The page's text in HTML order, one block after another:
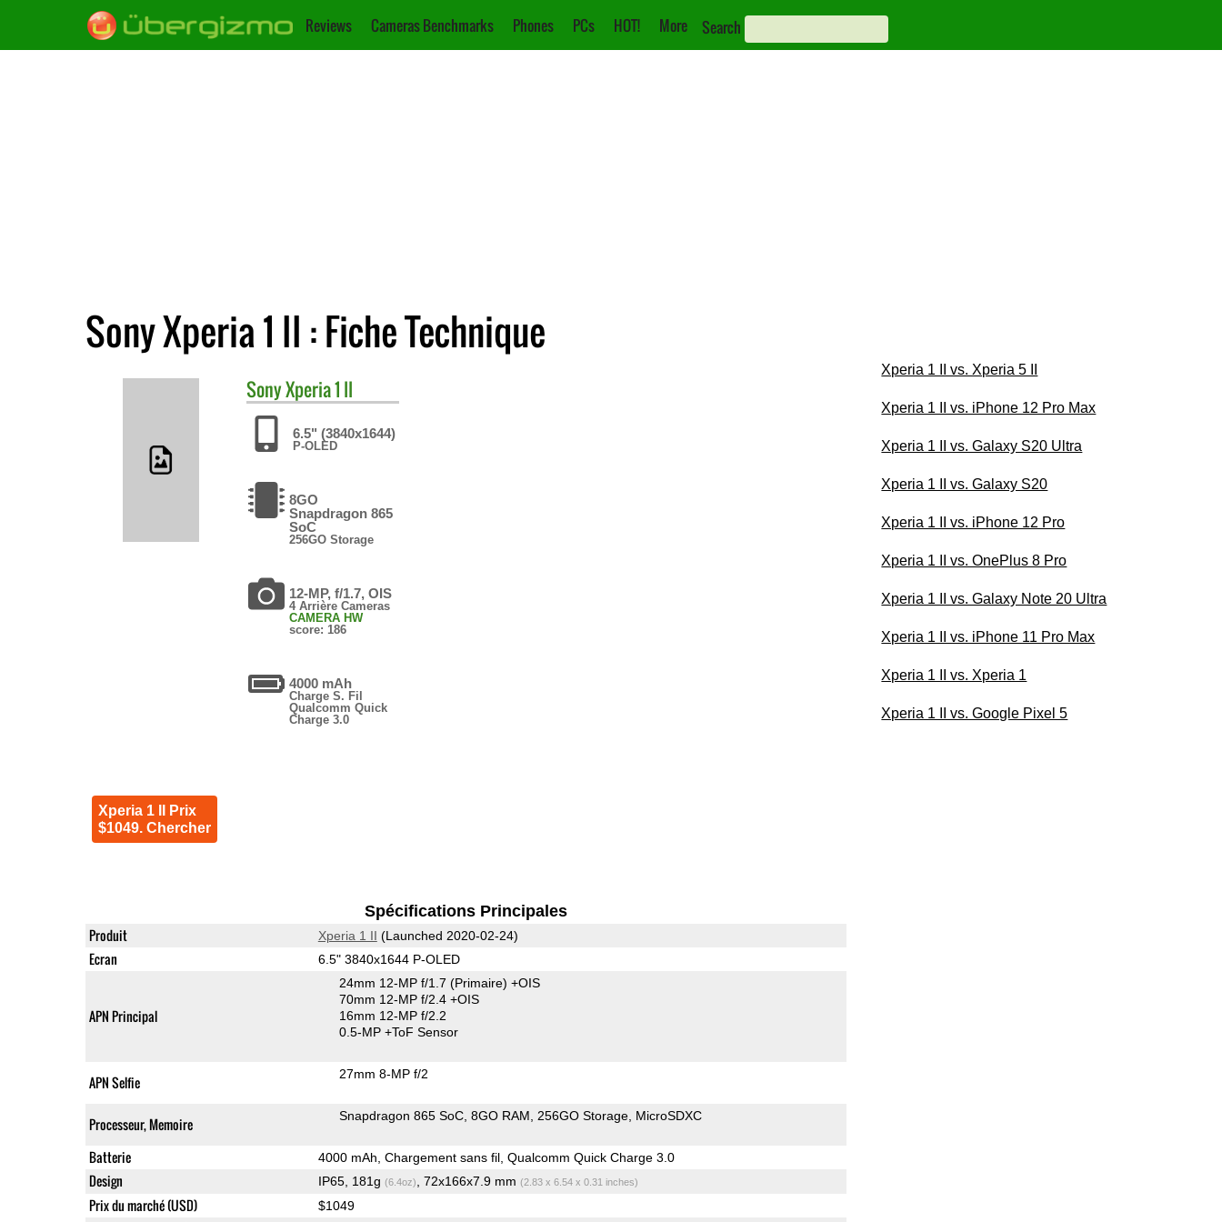
Reviews Cameras Benchmarks Phones PCs HOT! More Search
Sony Xperia 1 II : Fiche Technique
SonyXperia 1 II
6.5" (3840x1644)
P-OLED
8GO
Snapdragon 865
SoC
256GO Storage
12-MP, f/1.7, OIS
4 Arrière Cameras
CAMERA HW
score: 186
4000 mAh
Charge S. Fil
Qualcomm Quick
Charge 3.0
Xperia 1 II Prix
$1049. Chercher
Spécifications Principales
Produit Xperia 1 II (Launched 2020-02-24)
Ecran 6.5" 3840x1644 P-OLED
APN Principal
24mm 12-MP f/1.7 (Primaire) +OIS
70mm 12-MP f/2.4 +OIS
16mm 12-MP f/2.2
0.5-MP +ToF Sensor
APN Selfie 27mm 8-MP f/2
Processeur, Memoire Snapdragon 865 SoC 8GO RAM 256GO Storage MicroSDXC
Batterie 4000 mAh, Chargement sans fil, Qualcomm Quick Charge 3.0
Design IP65, 181g (6.4oz) , 72x166x7.9 mm (2.83 x 6.54 x 0.31 inches)
Prix du marché (USD) $1049
Xperia 1 II vs. Xperia 5 II
Xperia 1 II vs. iPhone 12 Pro Max
Xperia 1 II vs. Galaxy S20 Ultra
Xperia 1 II vs. Galaxy S20
Xperia 1 II vs. iPhone 12 Pro
Xperia 1 II vs. OnePlus 8 Pro
Xperia 1 II vs. Galaxy Note 20 Ultra
Xperia 1 II vs. iPhone 11 Pro Max
Xperia 1 II vs. Xperia 1
Xperia 1 II vs. Google Pixel 5